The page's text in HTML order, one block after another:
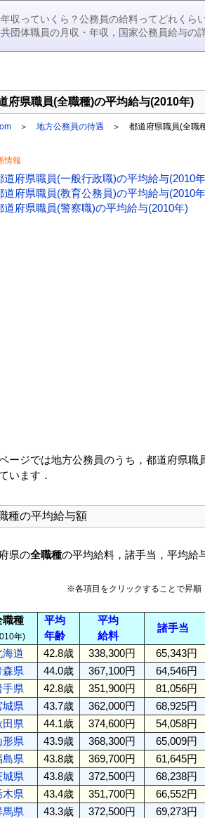
収っていくら？公務員の給料ってどれくら
団体職員の月収・年収，国家公務員給与の
府県職員(全職種)の平均給与(2010年)
＞ 地方公務員の待遇 ＞ 都道府県職員(全職
情報
道府県職員(一般行政職)の平均給与(2010
道府県職員(教育公務員)の平均給与(2010
道府県職員(警察職)の平均給与(2010年)
ージでは地方公務員のうち，都道府県職
います．
種の平均給与額
県の全職種の平均給料，諸手当，平均給
※各項目をクリックすることで昇順
職種
年)
平均
年齢
平均
給料
諸手当
海道 42.8歳 338,300円 65,343円
森県
44.0歳 367,100円 64,546円
手県
42.8歳 351,900円 81,056円
城県
43.7歳 362,000円 68,925円
田県
44.1歳 374,600円 54,058円
形県
43.9歳 368,300円 65,009円
島県
43.8歳 369,700円 61,645円
城県
43.8歳 372,500円 68,238円
木県
43.4歳 351,700円 66,552円
馬県
43.3歳 372,500円 69,273円